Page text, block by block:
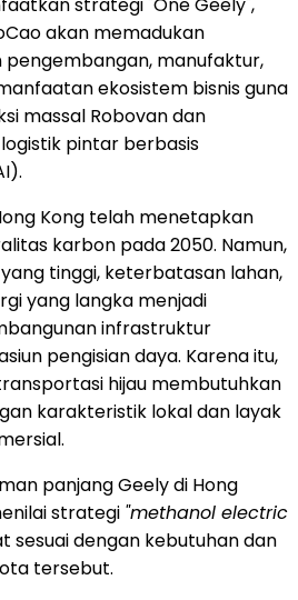
strategi "One Geely",
akan memadukan
manufaktur,
ekosistem bisnis guna
massal Robovan dan
pintar berbasis
Kong telah menetapkan
karbon pada 2050. Namun,
tinggi, keterbatasan lahan,
yang langka menjadi
infrastruktur
pengisian daya. Karena itu,
hijau membutuhkan
karakteristik lokal dan layak
panjang Geely di Hong
strategi "methanol electric
sesuai dengan kebutuhan dan
tersebut.